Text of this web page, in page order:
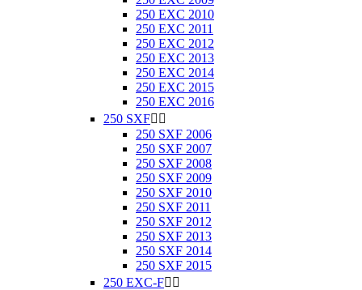
250 EXC 2010
250 EXC 2011
250 EXC 2012
250 EXC 2013
250 EXC 2014
250 EXC 2015
250 EXC 2016
250 SXF 
250 SXF 2006
250 SXF 2007
250 SXF 2008
250 SXF 2009
250 SXF 2010
250 SXF 2011
250 SXF 2012
250 SXF 2013
250 SXF 2014
250 SXF 2015
250 EXC-F 